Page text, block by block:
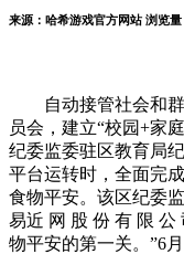
来源：哈希游戏官方网站 浏览量
自动接管社会和群
员会，建立“校园+家
纪委监委驻区教育局
平台运转时，全面完
食物平安。该区纪委
易近 网 股 份 有 限 公
物平安的第一关。”6